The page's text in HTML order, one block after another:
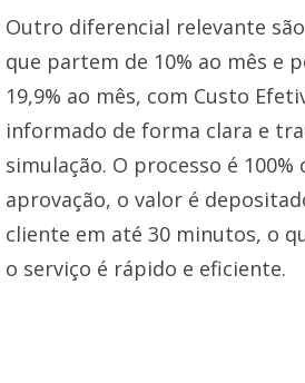
Outro diferencial relevante
que partem de 10% ao mês e
19,9% ao mês, com Custo
informado de forma clara e
simulação. O processo é 100%
aprovação, o valor é
cliente em até 30 minutos, o
o serviço é rápido e eficiente.